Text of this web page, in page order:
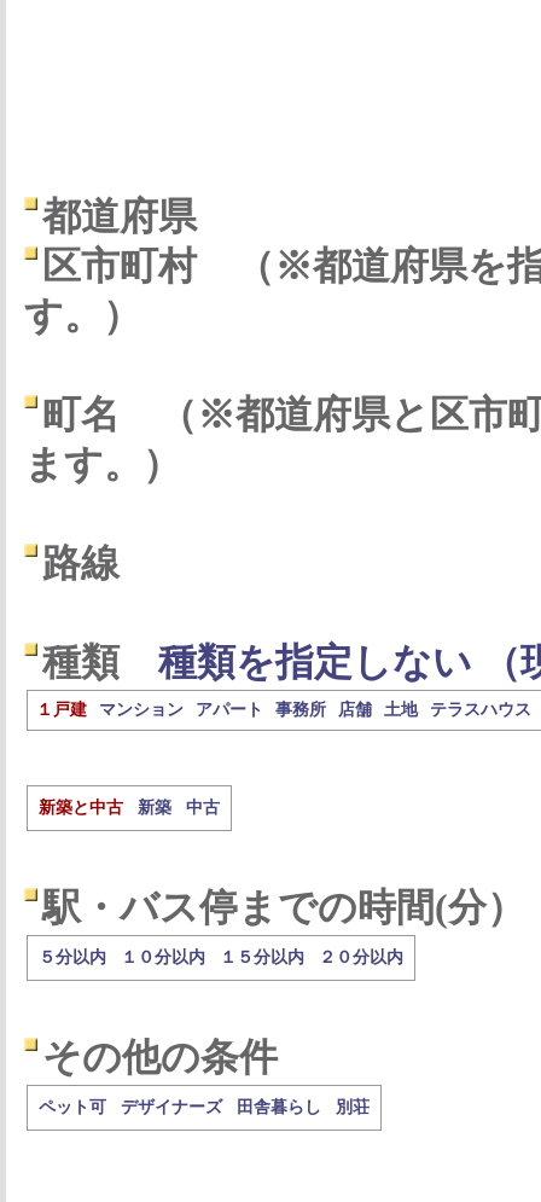
都道府県
区市町村
（※都道府県を
す。）
町名
（※都道府県と区市
ます。）
路線
種類 種類を指定しない （
１戸建 マンション アパート 事務所 店舗 土地 テラスハウス
新築と中古 新築 中古
駅・バス停までの時間(分）
５分以内 １０分以内 １５分以内 ２０分以内
その他の条件
ペット可 デザイナーズ 田舎暮らし 別荘